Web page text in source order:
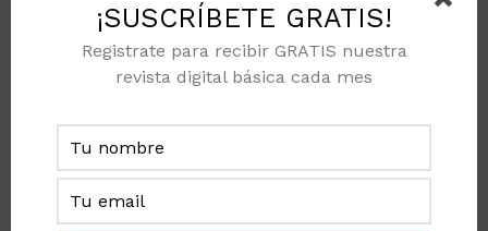
¡SUSCRÍBETE GRATIS!
Registrate para recibir GRATIS nuestra
revista digital básica cada mes